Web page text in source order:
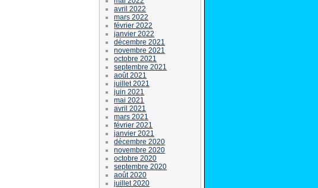
avril 2022
mars 2022
février 2022
janvier 2022
décembre 2021
novembre 2021
octobre 2021
septembre 2021
août 2021
juillet 2021
juin 2021
mai 2021
avril 2021
mars 2021
février 2021
janvier 2021
décembre 2020
novembre 2020
octobre 2020
septembre 2020
août 2020
juillet 2020